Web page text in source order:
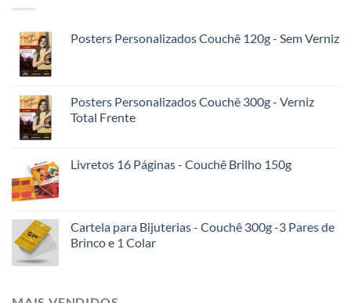
Posters Personalizados Couchê 120g - Sem Verniz
Posters Personalizados Couchê 300g - Verniz
Total Frente
Livretos 16 Páginas - Couchê Brilho 150g
Cartela para Bijuterias - Couchê 300g -3 Pares de
Brinco e 1 Colar